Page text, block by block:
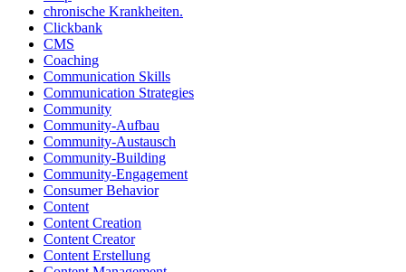
chronische Krankheiten.
Clickbank
CMS
Coaching
Communication Skills
Communication Strategies
Community
Community-Aufbau
Community-Austausch
Community-Building
Community-Engagement
Consumer Behavior
Content
Content Creation
Content Creator
Content Erstellung